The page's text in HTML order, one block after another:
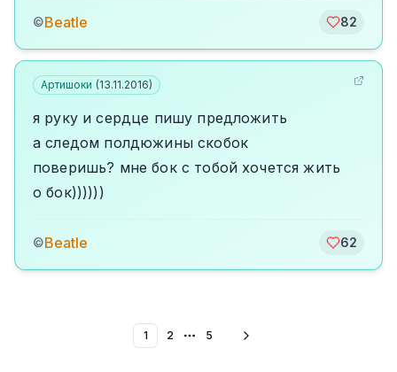
©Beatle 82
Артишоки (13.11.2016)
я руку и сердце пишу предложить
а следом полдюжины скобок
поверишь? мне бок с тобой хочется жить
о бок))))))
©Beatle 62
1 2 More pages
5